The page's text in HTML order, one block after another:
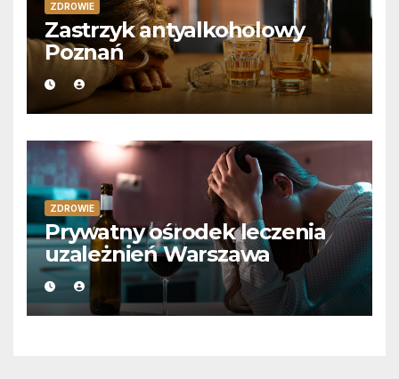
ZDROWIE
Zastrzyk antyalkoholowy
Poznań
ZDROWIE
Prywatny ośrodek leczenia
uzależnień Warszawa